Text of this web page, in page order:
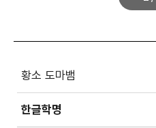
황소 도마뱀
한글학명